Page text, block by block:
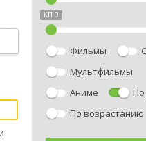
КП 0
Фильмы
Мультфильмы
Аниме
По возрастанию